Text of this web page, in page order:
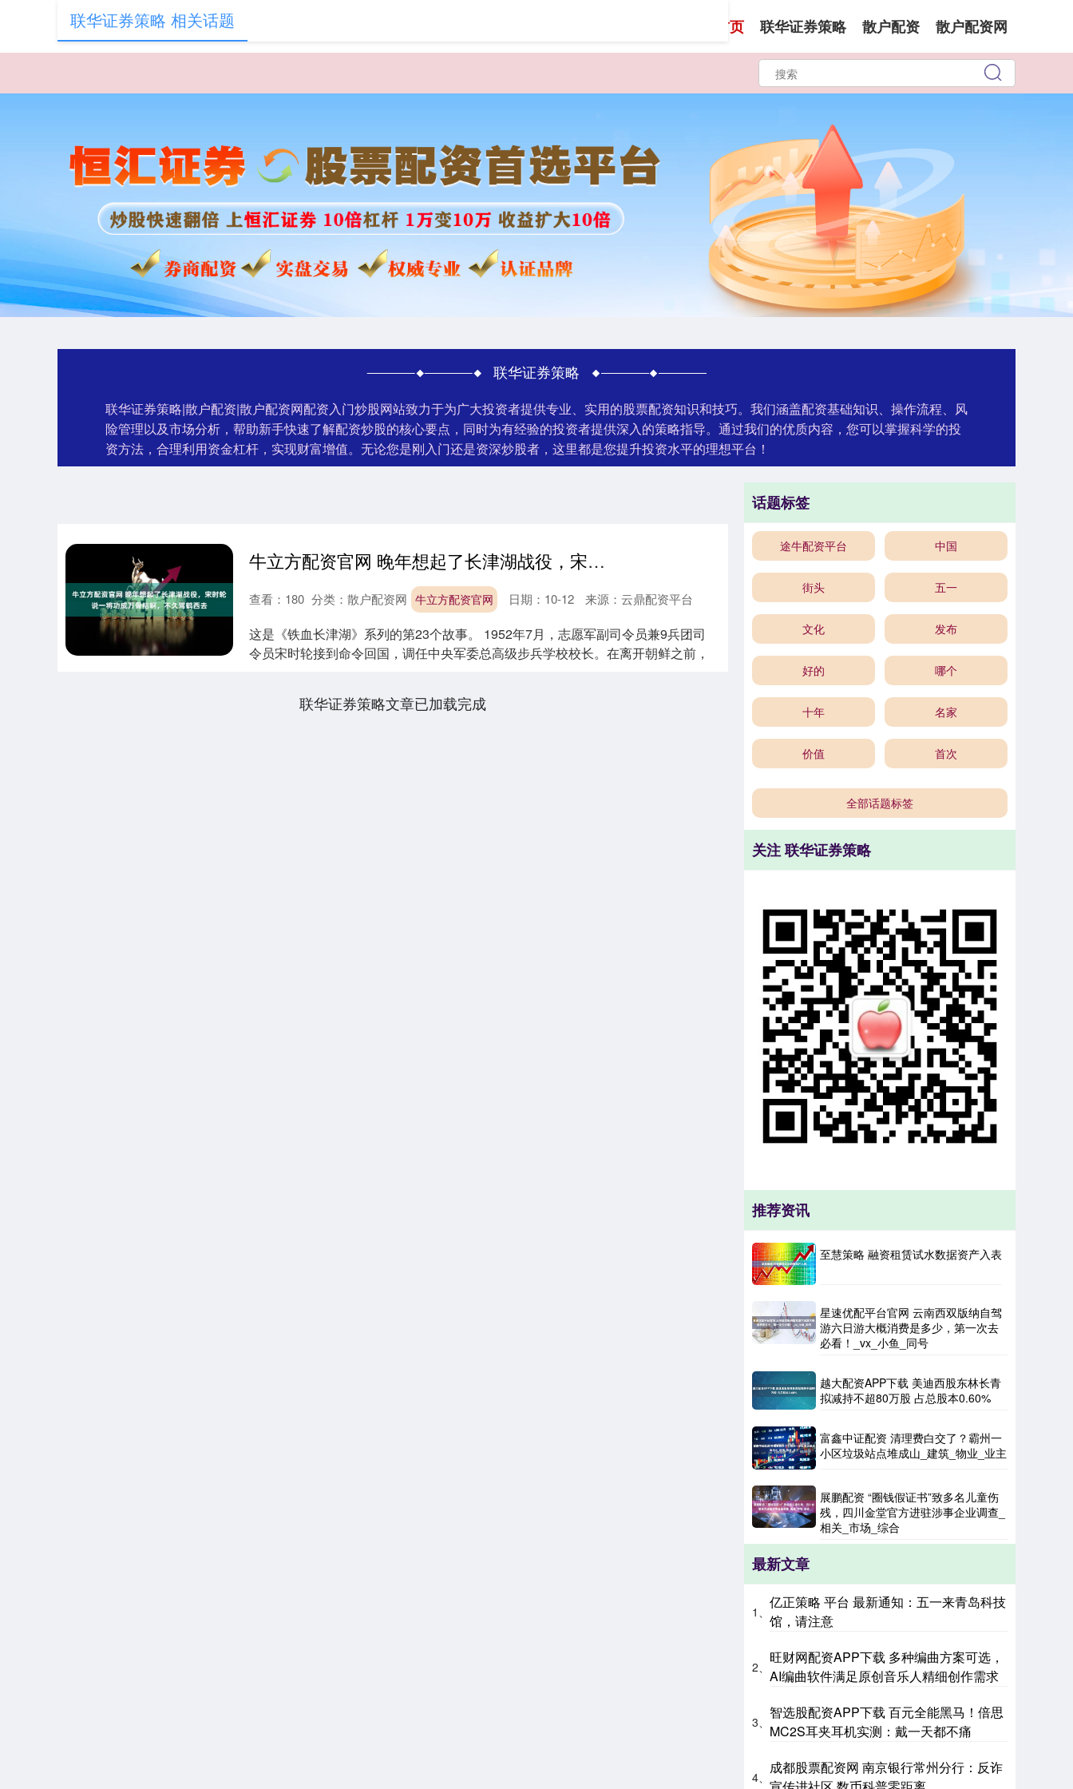
首页 联华证券策略 散户配资 散户配资网
联华证券策略
联华证券策略|散户配资|散户配资网配资入门炒股网站致力于为广大投资者提供专业、实用的股票配资知识和技巧。我们涵盖配资基础知识、操作流程、风
险管理以及市场分析，帮助新手快速了解配资炒股的核心要点，同时为有经验的投资者提供深入的策略指导。通过我们的优质内容，您可以掌握科学的投
资方法，合理利用资金杠杆，实现财富增值。无论您是刚入门还是资深炒股者，这里都是您提升投资水平的理想平台！
联华证券策略 相关话题
牛立方配资官网 晚年想起了长津湖战役，宋时轮说一将功成万骨枯啊，不久驾鹤西去
牛立方配资官网 日期：10-12 来源：云鼎配资平台
查看： 180 分类： 散户配资网
这是《铁血长津湖》系列的第23个故事。 1952年7月，志愿军副司令员兼9兵团司
令员宋时轮接到命令回国，调任中央军委总高级步兵学校校长。在离开朝鲜之前，
联华证券策略文章已加载完成
话题标签
途牛配资平台 中国
街头 五一
文化 发布
好的 哪个
十年 名家
价值 首次
全部话题标签
关注 联华证券策略
推荐资讯
至慧策略 融资租赁试水数据资产入表
星速优配平台官网 云南西双版纳自驾
游六日游大概消费是多少，第一次去
必看！_vx_小鱼_同号
越大配资APP下载 美迪西股东林长青
拟减持不超80万股 占总股本0.60%
富鑫中证配资 清理费白交了？霸州一
小区垃圾站点堆成山_建筑_物业_业主
展鹏配资 “圈钱假证书”致多名儿童伤
残，四川金堂官方进驻涉事企业调查_
相关_市场_综合
最新文章
1、
亿正策略 平台 最新通知：五一来青岛科技
馆，请注意
2、
旺财网配资APP下载 多种编曲方案可选，
AI编曲软件满足原创音乐人精细创作需求
3、
智选股配资APP下载 百元全能黑马！倍思
MC2S耳夹耳机实测：戴一天都不痛
4、
成都股票配资网 南京银行常州分行：反诈